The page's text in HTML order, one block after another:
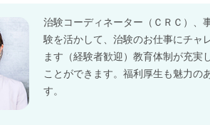
治験コーディネーター（ＣＲＣ）、
験を活かして、治験のお仕事にチャ
ます（経験者歓迎）教育体制が充実
ことができます。福利厚生も魅力の
す。